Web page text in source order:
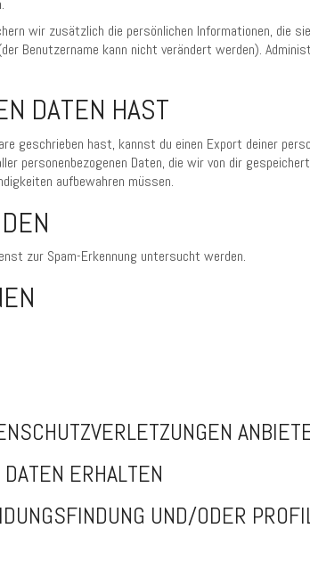
wir zusätzlich die persönlichen Informationen, die
Benutzername kann nicht verändert werden).
DATEN HAST
geschrieben hast, kannst du einen Export deiner
personenbezogenen Daten, die wir von dir
aufbewahren müssen.
zur Spam-Erkennung untersucht werden.
ERHALTEN
UND/ODER